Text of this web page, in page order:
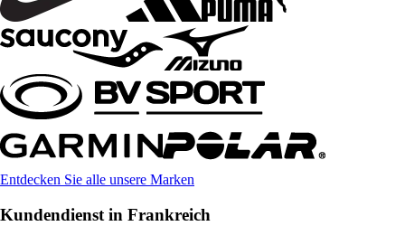
Entdecken Sie alle unsere Marken
Kundendienst in Frankreich